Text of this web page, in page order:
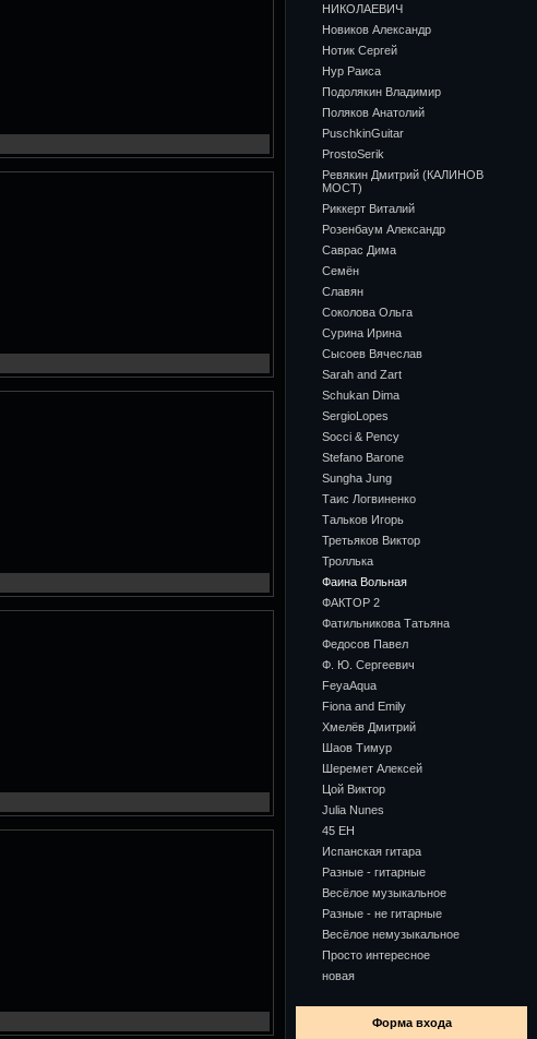
НИКОЛАЕВИЧ
Новиков Александр
Нотик Сергей
Нур Раиса
Подолякин Владимир
Поляков Анатолий
PuschkinGuitar
ProstoSerik
Ревякин Дмитрий (КАЛИНОВ
МОСТ)
Риккерт Виталий
Розенбаум Александр
Саврас Дима
Семён
Славян
Соколова Ольга
Сурина Ирина
Сысоев Вячеслав
Sarah and Zart
Schukan Dima
SergioLopes
Socci & Pency
Stefano Barone
Sungha Jung
Таис Логвиненко
Тальков Игорь
Третьяков Виктор
Троллька
Фаина Вольная
ФАКТОР 2
Фатильникова Татьяна
Федосов Павел
Ф. Ю. Сергеевич
FeyaAqua
Fiona and Emily
Хмелёв Дмитрий
Шаов Тимур
Шеремет Алексей
Цой Виктор
Julia Nunes
45 ЕН
Испанская гитара
Разные - гитарные
Весёлое музыкальное
Разные - не гитарные
Весёлое немузыкальное
Просто интересное
новая
Форма входа